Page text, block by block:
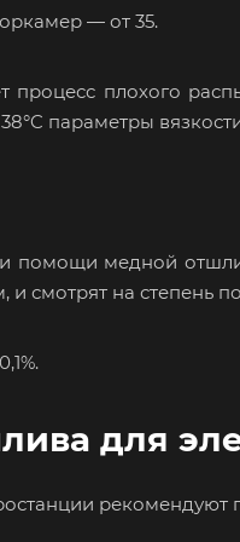
— от 35.
процесс плохого
параметры
помощи медной
и смотрят на степень
для
рекомендуют